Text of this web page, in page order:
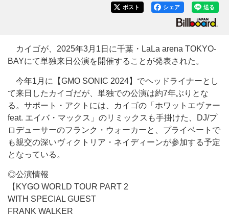
送る
シェア
ポスト
カイゴが、2025年3月1日に千葉・LaLa arena TOKYO-
BAYにて単独来日公演を開催することが発表された。
今年1月に【GMO SONIC 2024】でヘッドライナーとし
て来日したカイゴだが、単独での公演は約7年ぶりとな
る。サポート・アクトには、カイゴの「ホワットエヴァー
feat. エイバ・マックス」のリミックスも手掛けた、DJ/プ
ロデューサーのフランク・ウォーカーと、プライベートで
も親交の深いヴィクトリア・ネイディーンが参加する予定
となっている。
◎公演情報
【KYGO WORLD TOUR PART 2
WITH SPECIAL GUEST
FRANK WALKER